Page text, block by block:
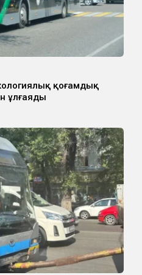
қоғамдық
ұлғаяды